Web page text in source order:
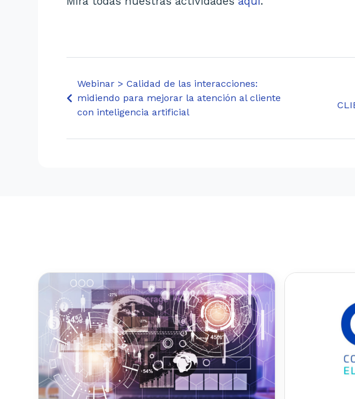
Webinar > Calidad de las interacciones:
midiendo para mejorar la atención al cliente
con inteligencia artificial